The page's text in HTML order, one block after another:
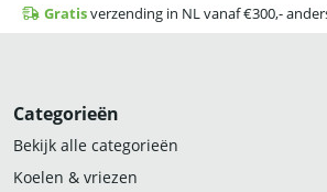
Gratisverzending in NL vanaf €300,-
Categorieën
Bekijk alle categorieën
Koelen & vriezen